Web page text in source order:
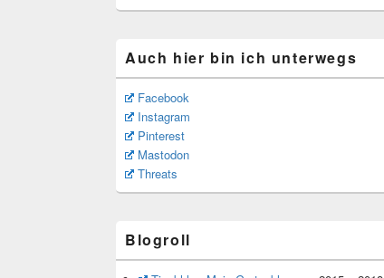
Auch hier bin ich unterwegs
Facebook
Instagram
Pinterest
Mastodon
Threats
Blogroll